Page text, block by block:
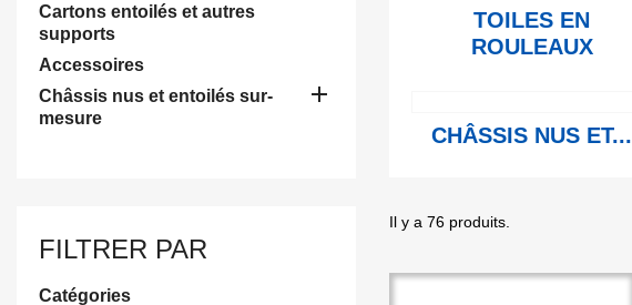
Cartons entoilés et autres
supports
Accessoires
Châssis nus et entoilés sur-
mesure

FILTRER PAR
Catégories
TOILES EN
ROULEAUX
CHÂSSIS NUS ET...
Il y a 76 produits.